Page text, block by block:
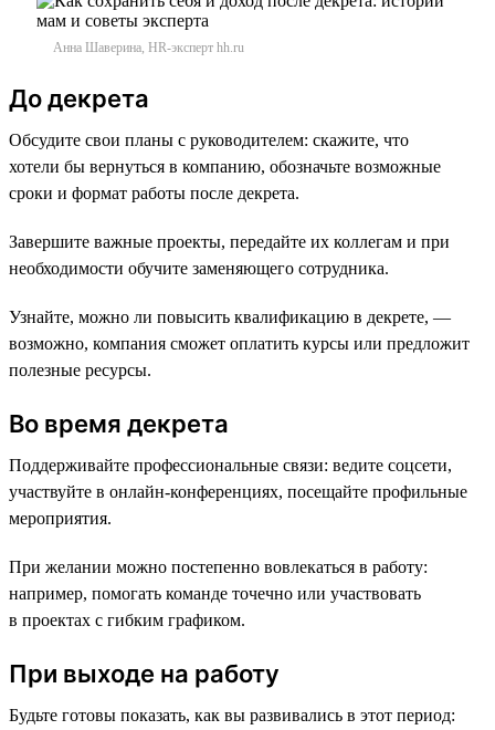
Анна Шаверина, HR-эксперт hh.ru
До декрета
Обсудите свои планы с руководителем: скажите, что
хотели бы вернуться в компанию, обозначьте возможные
сроки и формат работы после декрета.
Завершите важные проекты, передайте их коллегам и при
необходимости обучите заменяющего сотрудника.
Узнайте, можно ли повысить квалификацию в декрете, —
возможно, компания сможет оплатить курсы или предложит
полезные ресурсы.
Во время декрета
Поддерживайте профессиональные связи: ведите соцсети,
участвуйте в онлайн-конференциях, посещайте профильные
мероприятия.
При желании можно постепенно вовлекаться в работу:
например, помогать команде точечно или участвовать
в проектах с гибким графиком.
При выходе на работу
Будьте готовы показать, как вы развивались в этот период: